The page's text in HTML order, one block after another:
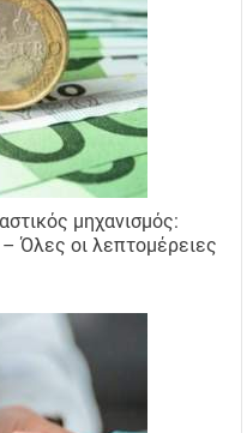
μηχανισμός:
Όλες οι λεπτομέρειες